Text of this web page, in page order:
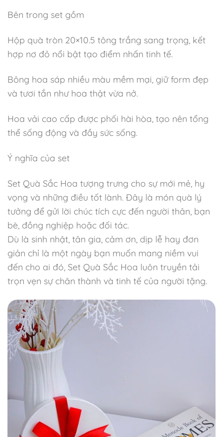
Bên trong set gồm
Hộp quà tròn 20×10.5 tông trắng sang trọng, kết
hợp nơ đỏ nổi bật tạo điểm nhấn tinh tế.
Bông hoa sáp nhiều màu mềm mại, giữ form đẹp
và tươi tắn như hoa thật vừa nở.
Hoa vải cao cấp được phối hài hòa, tạo nên tổng
thể sống động và đầy sức sống.
Ý nghĩa của set
Set Quà Sắc Hoa tượng trưng cho sự mới mẻ, hy
vọng và những điều tốt lành. Đây là món quà lý
tưởng để gửi lời chúc tích cực đến người thân, bạn
bè, đồng nghiệp hoặc đối tác.
Dù là sinh nhật, tân gia, cảm ơn, dịp lễ hay đơn
giản chỉ là một ngày bạn muốn mang niềm vui
đến cho ai đó, Set Quà Sắc Hoa luôn truyền tải
trọn vẹn sự chân thành và tinh tế của người tặng.